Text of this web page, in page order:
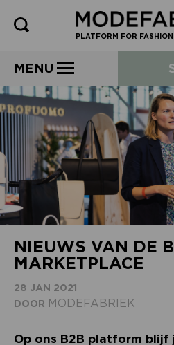
PLATFORM FOR
MENU
NIEUWS VAN DE
MARKETPLACE
28 JAN 2021
DOOR MODEFABRIEK
Op ons B2B platform blijf